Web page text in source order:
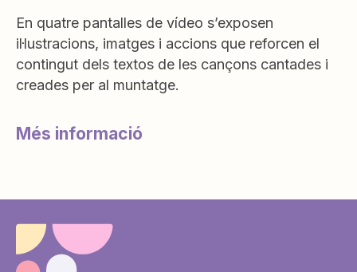
En quatre pantalles de vídeo s’exposen
il·lustracions, imatges i accions que reforcen el
contingut dels textos de les cançons cantades i
creades per al muntatge.
Més informació